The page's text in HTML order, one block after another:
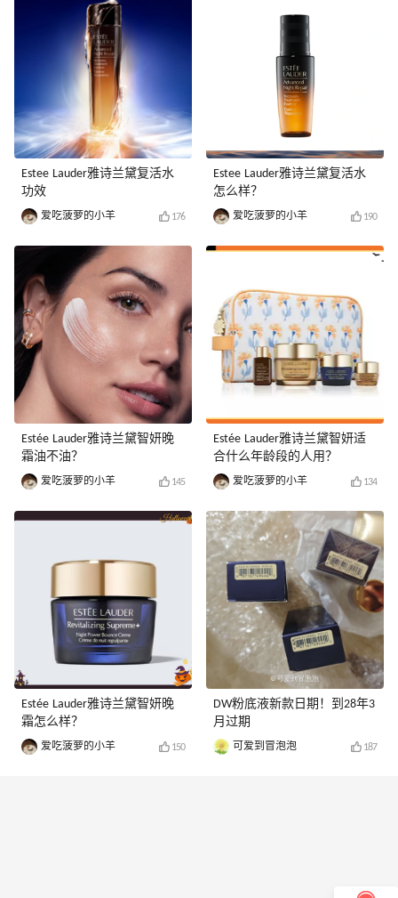
Estee Lauder雅诗兰黛复活水
功效
爱吃菠萝的小羊 176
Estée Lauder雅诗兰黛智妍晚
霜油不油？
爱吃菠萝的小羊 145
Estée Lauder雅诗兰黛智妍晚
霜怎么样？
爱吃菠萝的小羊 150
Estee Lauder雅诗兰黛复活水
怎么样？
爱吃菠萝的小羊 190
Estée Lauder雅诗兰黛智妍适
合什么年龄段的人用？
爱吃菠萝的小羊 134
DW粉底液新款日期！到28年3
月过期
可爱到冒泡泡 187